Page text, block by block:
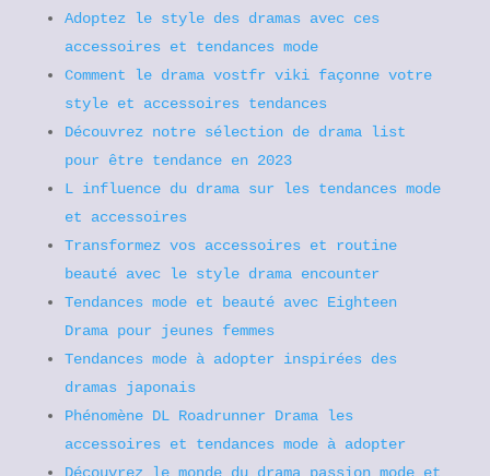
Adoptez le style des dramas avec ces
accessoires et tendances mode
Comment le drama vostfr viki façonne votre
style et accessoires tendances
Découvrez notre sélection de drama list
pour être tendance en 2023
L influence du drama sur les tendances mode
et accessoires
Transformez vos accessoires et routine
beauté avec le style drama encounter
Tendances mode et beauté avec Eighteen
Drama pour jeunes femmes
Tendances mode à adopter inspirées des
dramas japonais
Phénomène DL Roadrunner Drama les
accessoires et tendances mode à adopter